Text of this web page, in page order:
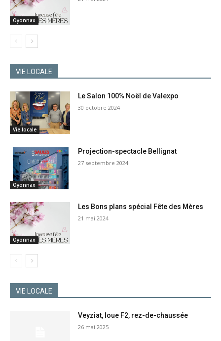
Oyonnax
VIE LOCALE
Vie locale
Le Salon 100% Noël de Valexpo
30 octobre 2024
Oyonnax
Projection-spectacle Bellignat
27 septembre 2024
Oyonnax
Les Bons plans spécial Fête des Mères
21 mai 2024
VIE LOCALE
Veyziat, loue F2, rez-de-chaussée
26 mai 2025